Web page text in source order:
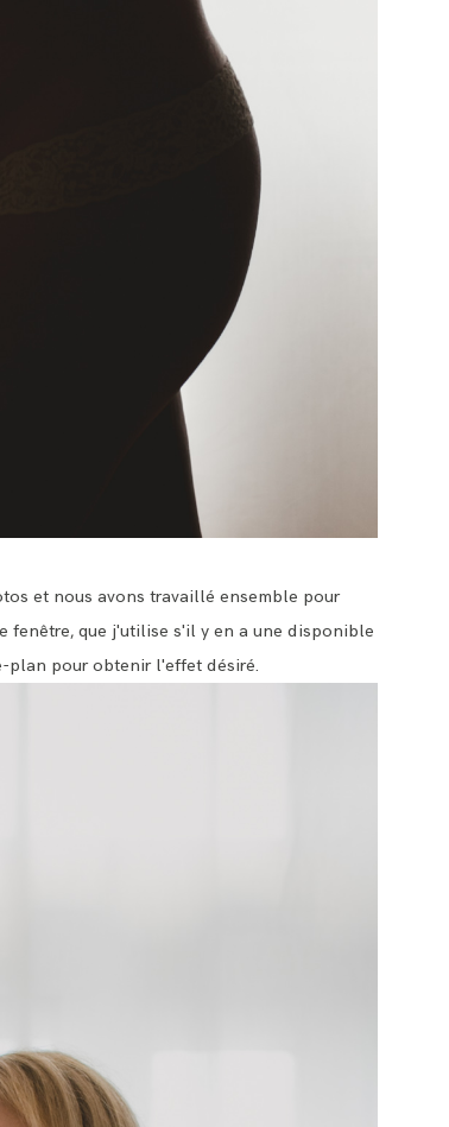
et nous avons travaillé ensemble pour
fenêtre, que j'utilise s'il y en a une disponible
plan pour obtenir l'effet désiré.